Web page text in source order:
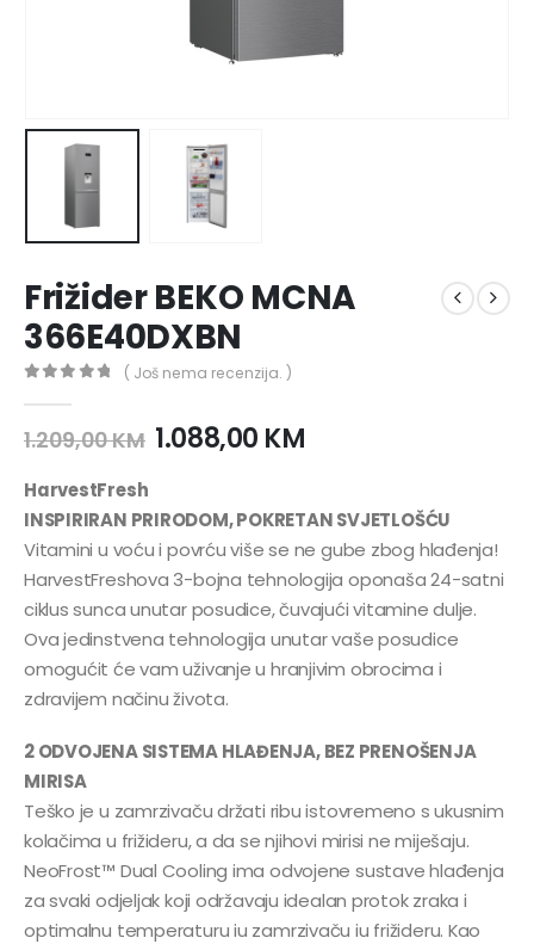
Frižider BEKO MCNA
366E40DXBN
( Još nema recenzija. )
1.209,00KM 1.088,00 KM
HarvestFresh
INSPIRIRAN PRIRODOM, POKRETAN SVJETLOŠĆU
Vitamini u voću i povrću više se ne gube zbog hlađenja!
HarvestFreshova 3-bojna tehnologija oponaša 24-satni
ciklus sunca unutar posudice, čuvajući vitamine dulje.
Ova jedinstvena tehnologija unutar vaše posudice
omogućit će vam uživanje u hranjivim obrocima i
zdravijem načinu života.
2 ODVOJENA SISTEMA HLAĐENJA, BEZ PRENOŠENJA
MIRISA
Teško je u zamrzivaču držati ribu istovremeno s ukusnim
kolačima u frižideru, a da se njihovi mirisi ne miješaju.
NeoFrost™ Dual Cooling ima odvojene sustave hlađenja
za svaki odjeljak koji održavaju idealan protok zraka i
optimalnu temperaturu iu zamrzivaču iu frižideru. Kao